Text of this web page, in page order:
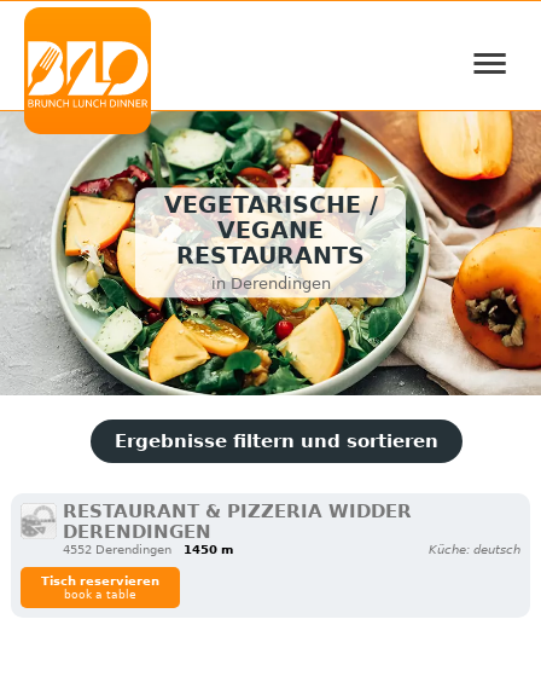
≡
VEGETARISCHE /
VEGANE
RESTAURANTS
in Derendingen
Ergebnisse filtern und sortieren
RESTAURANT & PIZZERIA WIDDER
DERENDINGEN
4552 Derendingen 1450 m Küche: deutsch
Tisch reservieren
book a table